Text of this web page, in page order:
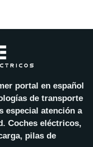
portal en español
de transporte
especial atención a
Coches eléctricos,
pilas de